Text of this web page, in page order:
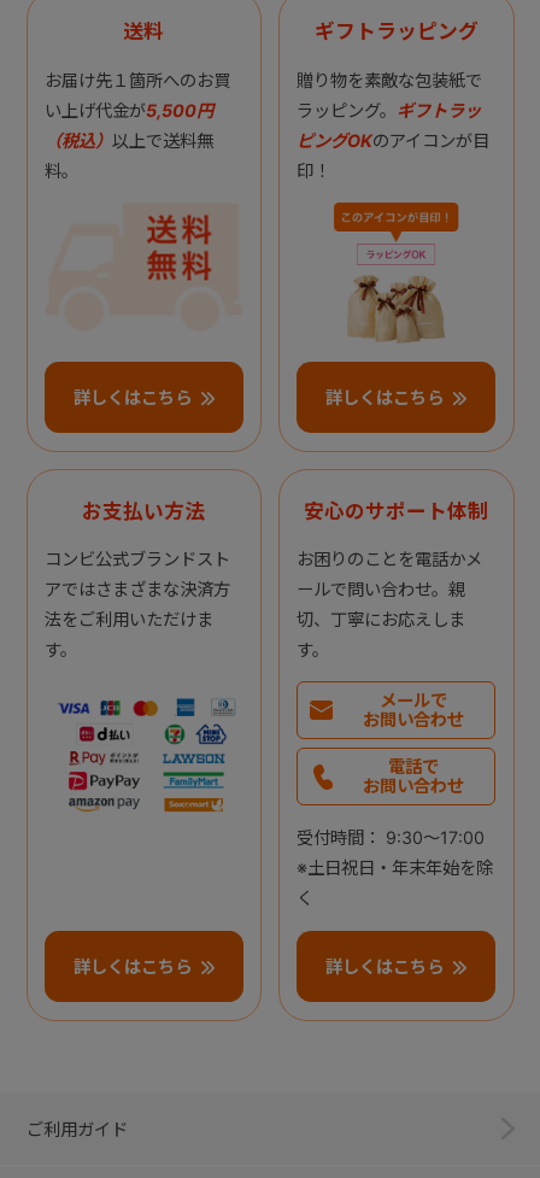
送料
お届け先１箇所へのお買
い上げ代金が5,500円
（税込） 以上で送料無
料。
詳しくはこちら
ギフトラッピング
贈り物を素敵な包装紙で
ラッピング。 ギフトラッ
ピングOKのアイコンが目
印！
詳しくはこちら
お支払い方法
コンビ公式ブランドスト
アではさまざまな決済方
法をご利用いただけま
す。
詳しくはこちら
安心のサポート体制
お困りのことを電話かメ
ールで問い合わせ。親
切、丁寧にお応えしま
す。
メールで
お問い合わせ
電話で
お問い合わせ
受付時間： 9:30～17:00
※土日祝日・年末年始を除
く
詳しくはこちら
ご利用ガイド